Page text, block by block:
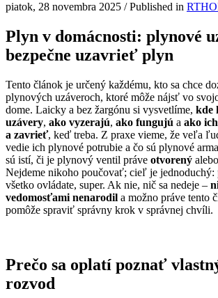
piatok, 28 novembra 2025 /Published in
Plyn v domácnosti: plynové
bezpečne uzavrieť plyn
Tento článok je určený každému, kto sa chce
plynových uzáveroch, ktoré môže nájsť vo
dome. Laicky a bez žargónu si vysvetlíme, kde
uzávery, ako vyzerajú, ako fungujú a ako
a zavrieť, keď treba. Z praxe vieme, že veľa
vedie ich plynové potrubie a čo sú plynové
sú istí, či je plynový ventil práve otvorený alebo
Nejdeme nikoho poučovať; cieľ je
všetko ovládate, super. Ak nie, nič sa nedeje –
vedomosťami nenarodil a možno práve tento
pomôže spraviť správny krok v správnej chvíli.
Prečo sa oplatí poznať
rozvod